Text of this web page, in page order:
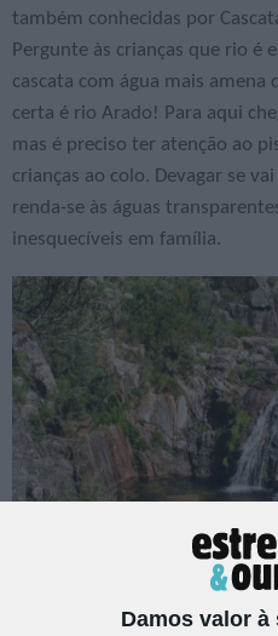
Damos valor
também conhecidas por
Pergunte às crianças que rio é
cascata com água mais amena
certa é rio Arado! Para aqui
mas é preciso ter atenção ao
crianças ao colo. Devagar se
renda-se às águas
inesquecíveis em família.